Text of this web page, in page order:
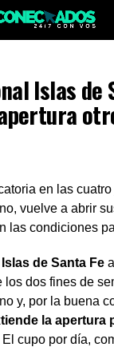
Islas de
en las
vuelve a abrir
las condiciones
de Santa Fe
los dos fines de
y, por la buena
la apertura
El cupo por día,